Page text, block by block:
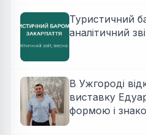
Туристичний
аналітичний
В Ужгороді
виставку
формою і